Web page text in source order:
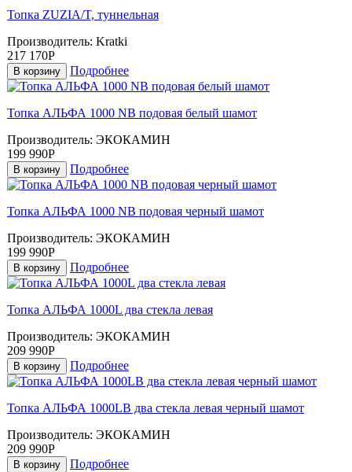
Топка ZUZIA/T, туннельная
Производитель: Kratki
217 170Р
В корзину Подробнее
Топка АЛЬФА 1000 NB подовая белый шамот
Производитель: ЭКОКАМИН
199 990Р
В корзину Подробнее
Топка АЛЬФА 1000 NB подовая черный шамот
Производитель: ЭКОКАМИН
199 990Р
В корзину Подробнее
Топка АЛЬФА 1000L два стекла левая
Производитель: ЭКОКАМИН
209 990Р
В корзину Подробнее
Топка АЛЬФА 1000LB два стекла левая черный шамот
Производитель: ЭКОКАМИН
209 990Р
В корзину Подробнее